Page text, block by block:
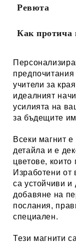
Ревюта
Как протича
предпочитания
учители за
идеалният
усилията на
за бъдещите
Всеки магнит
детайла и е
цветове, които
Изработени от
са устойчиви и
добавяне на
послания,
специален.
Тези магнити